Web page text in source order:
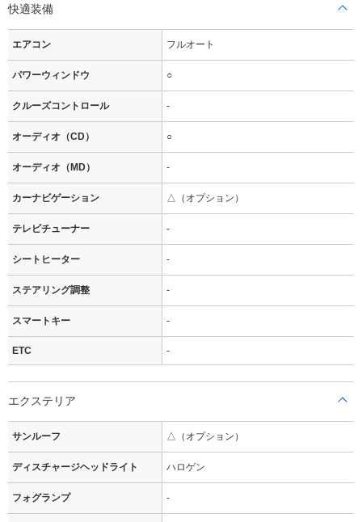
快適装備
エアコン フルオート
パワーウィンドウ ○
クルーズコントロール -
オーディオ（CD） ○
オーディオ（MD） -
カーナビゲーション △（オプション）
テレビチューナー -
シートヒーター -
ステアリング調整 -
スマートキー -
ETC -
エクステリア
サンルーフ △（オプション）
ディスチャージヘッドライト ハロゲン
フォグランプ -